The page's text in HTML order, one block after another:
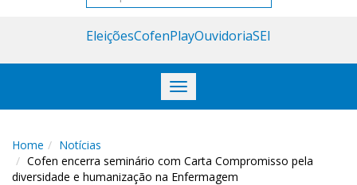
EleiçõesCofenPlayOuvidoriaSEI
Toggle
navigation
Home
Notícias
Cofen encerra seminário com Carta Compromisso pela
diversidade e humanização na Enfermagem